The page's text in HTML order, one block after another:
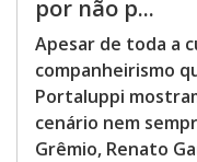
por não p...
Apesar de toda a
companheirismo
Portaluppi
cenário nem
Grêmio, Renato